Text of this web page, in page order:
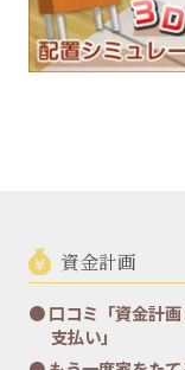
資金計画
口コミ「資金計
支払い」